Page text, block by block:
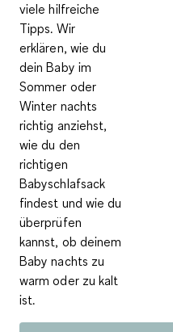
viele hilfreiche
Tipps. Wir
erklären, wie du
dein Baby im
Sommer oder
Winter nachts
richtig anziehst,
wie du den
richtigen
Babyschlafsack
findest und wie du
überprüfen
kannst, ob deinem
Baby nachts zu
warm oder zu kalt
ist.